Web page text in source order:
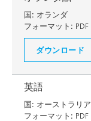
国: オランダ
フォーマット: PDF
ダウンロード
英語
国: オーストラリア
フォーマット: PDF